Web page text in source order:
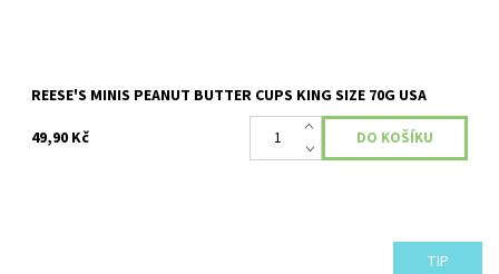
REESE'S MINIS PEANUT BUTTER CUPS KING SIZE 70G USA
49,90 Kč
TIP